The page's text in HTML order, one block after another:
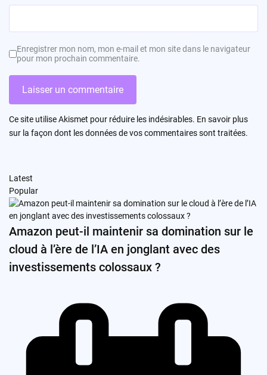
Enregistrer mon nom, mon e-mail et mon site dans le navigateur
pour mon prochain commentaire.
Ce site utilise Akismet pour réduire les indésirables. En savoir plus
sur la façon dont les données de vos commentaires sont traitées.
Latest
Popular
Amazon peut-il maintenir sa domination sur le
cloud à l’ère de l’IA en jonglant avec des
investissements colossaux ?